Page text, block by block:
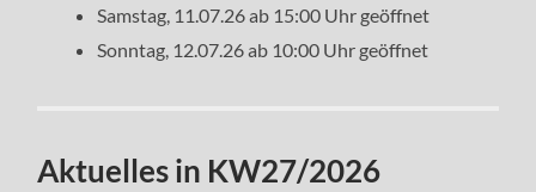
Samstag, 11.07.26 ab 15:00 Uhr geöffnet
Sonntag, 12.07.26 ab 10:00 Uhr geöffnet
Aktuelles in KW27/2026